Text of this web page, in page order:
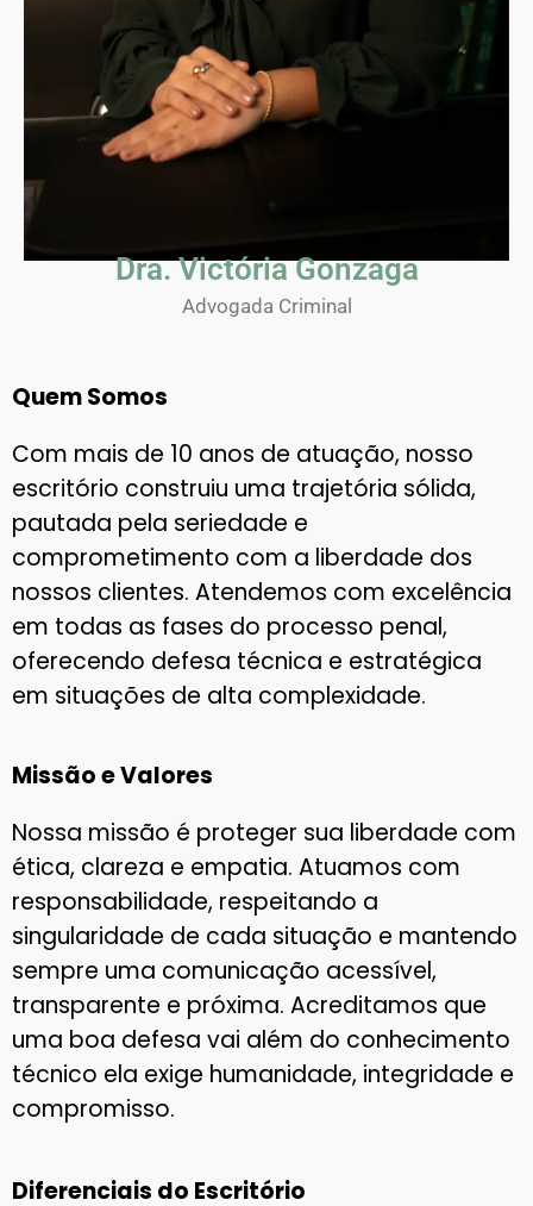
Dra. Victória Gonzaga
Advogada Criminal
Quem Somos
Com mais de 10 anos de atuação, nosso
escritório construiu uma trajetória sólida,
pautada pela seriedade e
comprometimento com a liberdade dos
nossos clientes. Atendemos com excelência
em todas as fases do processo penal,
oferecendo defesa técnica e estratégica
em situações de alta complexidade.
Missão e Valores
Nossa missão é proteger sua liberdade com
ética, clareza e empatia. Atuamos com
responsabilidade, respeitando a
singularidade de cada situação e mantendo
sempre uma comunicação acessível,
transparente e próxima. Acreditamos que
uma boa defesa vai além do conhecimento
técnico ela exige humanidade, integridade e
compromisso.
Diferenciais do Escritório